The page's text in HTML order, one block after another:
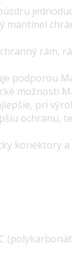
mantinel
rám,
podporou
možnosti
pri
ochranu,
konektory